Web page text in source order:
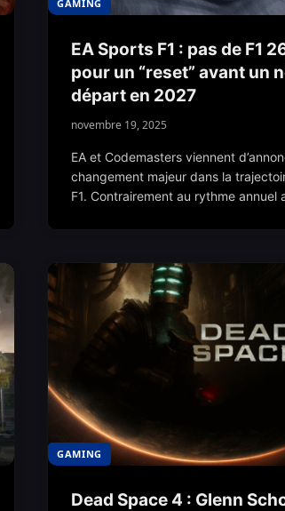
GAMING
EA Sports F1 : pas de F1
pour un “reset” avant un
départ en 2027
novembre 19, 2025
EA et Codemasters viennent
changement majeur dans la
F1. Contrairement au rythme annuel
GAMING
Dead Space 4 : Glenn